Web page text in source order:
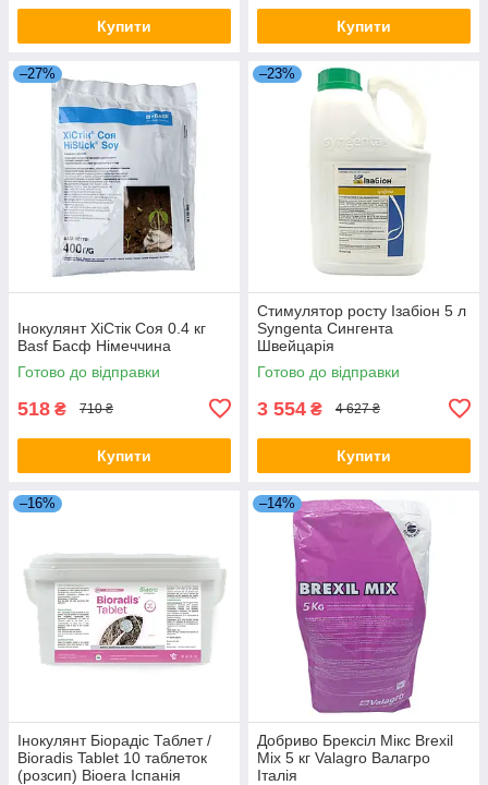
Купити Купити
–27%
Інокулянт ХіСтік Соя 0.4 кг
Basf Басф Німеччина
Готово до відправки
518 ₴ 710 ₴
Купити
–23%
Стимулятор росту Ізабіон 5 л
Syngenta Сингента
Швейцарія
Готово до відправки
3 554 ₴ 4 627 ₴
Купити
–16%
Інокулянт Біорадіс Таблет /
Bioradis Tablet 10 таблеток
(розсип) Bioera Іспанія
–14%
Добриво Брексіл Мікс Brexil
Mix 5 кг Valagro Валагро
Італія